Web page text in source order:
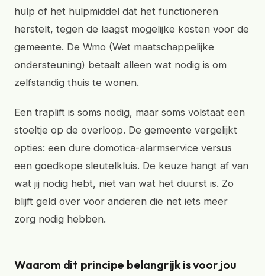
hulp of het hulpmiddel dat het functioneren
herstelt, tegen de laagst mogelijke kosten voor de
gemeente. De Wmo (Wet maatschappelijke
ondersteuning) betaalt alleen wat nodig is om
zelfstandig thuis te wonen.
Een traplift is soms nodig, maar soms volstaat een
stoeltje op de overloop. De gemeente vergelijkt
opties: een dure domotica-alarmservice versus
een goedkope sleutelkluis. De keuze hangt af van
wat jij nodig hebt, niet van wat het duurst is. Zo
blijft geld over voor anderen die net iets meer
zorg nodig hebben.
Waarom dit principe belangrijk is voor jou